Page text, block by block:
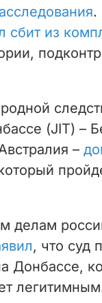
.
сбит из
(JIT) –
–
делам
, что суд
Донбассе,